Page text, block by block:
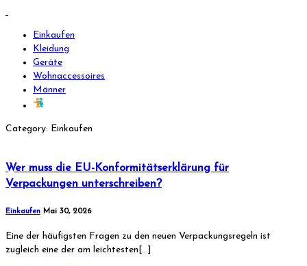
Einkaufen
Kleidung
Geräte
Wohnaccessoires
Männer
Category: Einkaufen
Wer muss die EU-Konformitätserklärung für
Verpackungen unterschreiben?
Einkaufen Mai 30, 2026
Eine der häufigsten Fragen zu den neuen Verpackungsregeln ist
zugleich eine der am leichtesten[…]